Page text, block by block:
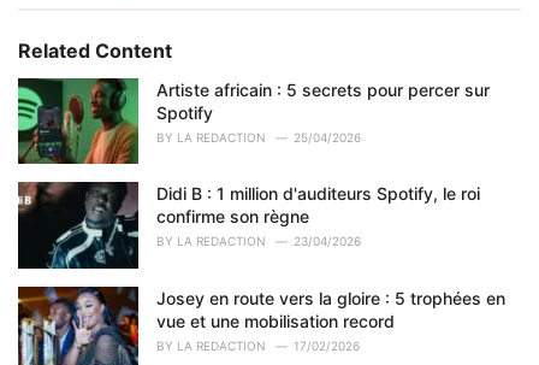
e
o
r
i
e
:
Related Content
Artiste africain : 5 secrets pour percer sur
Spotify
BY LA REDACTION 25/04/2026
Didi B : 1 million d'auditeurs Spotify, le roi
confirme son règne
BY LA REDACTION 23/04/2026
Josey en route vers la gloire : 5 trophées en
vue et une mobilisation record
BY LA REDACTION 17/02/2026